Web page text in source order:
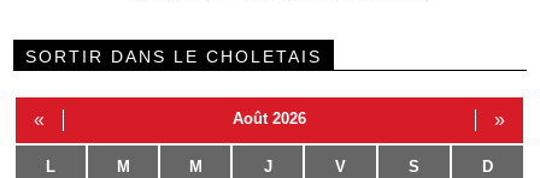
SORTIR DANS LE CHOLETAIS
« Août 2026 »
L M M J V S D